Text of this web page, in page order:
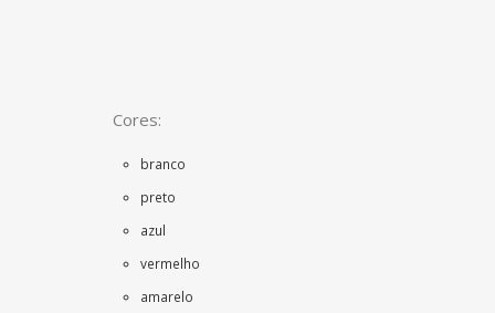
Cores:
branco
preto
azul
vermelho
amarelo